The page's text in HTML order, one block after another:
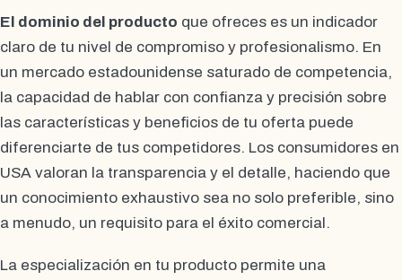
El dominio del producto que ofreces es un indicador
claro de tu nivel de compromiso y profesionalismo. En
un mercado estadounidense saturado de competencia,
la capacidad de hablar con confianza y precisión sobre
las características y beneficios de tu oferta puede
diferenciarte de tus competidores. Los consumidores en
USA valoran la transparencia y el detalle, haciendo que
un conocimiento exhaustivo sea no solo preferible, sino
a menudo, un requisito para el éxito comercial.
La especialización en tu producto permite una